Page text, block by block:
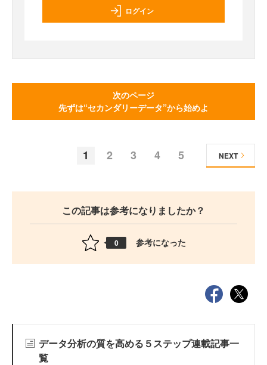
ログイン
次のページ
先ずは“セカンダリーデータ”から始めよ
1 2 3 4 5 NEXT
この記事は参考になりましたか？
0 参考になった
データ分析の質を高める５ステップ連載記事一
覧